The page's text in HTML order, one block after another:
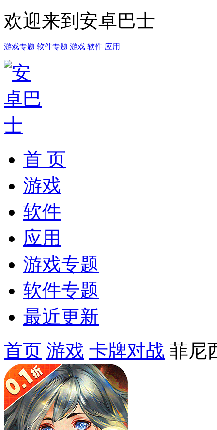
欢迎来到安卓巴士
游戏专题 软件专题 游戏 软件 应用
首 页
游戏
软件
应用
游戏专题
软件专题
最近更新
首页 游戏 卡牌对战 菲尼